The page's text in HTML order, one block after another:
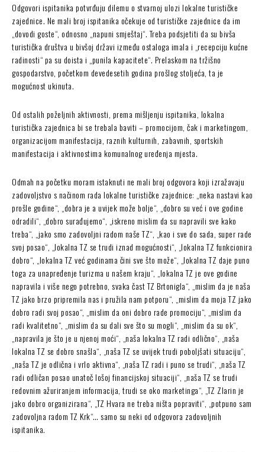
Odgovori ispitanika potvrđuju dilemu o stvarnoj ulozi lokalne turističke
zajednice. Ne mali broj ispitanika očekuje od turističke zajednice da im
„dovodi goste“, odnosno „napuni smještaj“. Treba podsjetiti da su bivša
turistička društva u bivšoj državi između ostaloga imala i „recepciju kućne
radinosti“ pa su doista i „punila kapacitete“. Prelaskom na tržišno
gospodarstvo, početkom devedesetih godina prošlog stoljeća, ta je
mogućnost ukinuta.
Od ostalih poželjnih aktivnosti, prema mišljenju ispitanika, lokalna
turistička zajednica bi se trebala baviti – promocijom, čak i marketingom,
organizacijom manifestacija, raznih kulturnih, zabavnih, sportskih
manifestacija i aktivnostima komunalnog uređenja mjesta.
Odmah na početku moram istaknuti ne mali broj odgovora koji izražavaju
zadovoljstvo s načinom rada lokalne turističke zajednice: „neka nastavi kao
prošle godine“, „dobra je a uvijek može bolje“, „dobro su već i ove godine
odradili“, „dobro surađujemo“, „iskreno mislim da su napravili sve kako
treba“, „jako smo zadovoljni radom naše TZ“, „kao i sve do sada, super rade
svoj posao“, „lokalna TZ se trudi iznad mogućnosti“, „lokalna TZ funkcionira
dobro“, „lokalna TZ već godinama čini sve što može“, „lokalna TZ daje puno
toga za unapređenje turizma u našem kraju“, „lokalna TZ je ove godine
napravila i više nego potrebno, svaka čast TZ Brtonigla“, „mislim da je naša
TZ jako brzo pripremila nas i pružila nam potporu“, „mislim da moja TZ jako
dobro radi svoj posao“, „mislim da oni dobro rade promociju“, „mislim da
radi kvalitetno“, „mislim da su dali sve što su mogli“, „mislim da su ok“,
„napravila je što je u njenoj moći“, „naša lokalna TZ radi odlično“, „naša
lokalna TZ se dobro snašla“, „naša TZ se uvijek trudi poboljšati situaciju“,
„naša TZ je odlična i vrlo aktivna“, „naša TZ radi i puno se trudi“, „naša TZ
radi odličan posao unatoč lošoj financijskoj situaciji“, „naša TZ se trudi
redovnim ažuriranjem informacija, trudi se oko marketinga“, „TZ Zlarin je
jako dobro organizirana“, „TZ Hvara ne treba ništa popraviti“, „potpuno sam
zadovoljna radom TZ Krk“… samo su neki od odgovora zadovoljnih
ispitanika.